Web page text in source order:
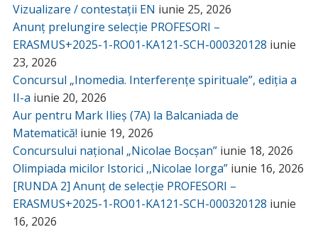
Vizualizare / contestații EN iunie 25, 2026
Anunț prelungire selecție PROFESORI –
ERASMUS+2025-1-RO01-KA121-SCH-000320128 iunie
23, 2026
Concursul „Inomedia. Interferențe spirituale”, ediția a
II-a iunie 20, 2026
Aur pentru Mark Ilieș (7A) la Balcaniada de
Matematică! iunie 19, 2026
Concursului național „Nicolae Bocșan” iunie 18, 2026
Olimpiada micilor Istorici ,,Nicolae Iorga” iunie 16, 2026
[RUNDA 2] Anunț de selecție PROFESORI –
ERASMUS+2025-1-RO01-KA121-SCH-000320128 iunie
16, 2026